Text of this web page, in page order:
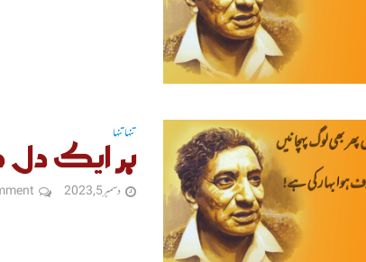
تنہا تنہا
ہر ایک
دسمبر 5, 2023